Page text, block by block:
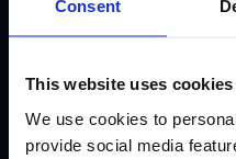
Consent
This website uses cookies
We use cookies to
provide social media